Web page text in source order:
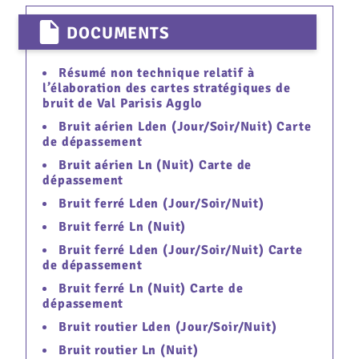
DOCUMENTS
Résumé non technique relatif à
l’élaboration des cartes stratégiques de
bruit de Val Parisis Agglo
Bruit aérien Lden (Jour/Soir/Nuit) Carte
de dépassement
Bruit aérien Ln (Nuit) Carte de
dépassement
Bruit ferré Lden (Jour/Soir/Nuit)
Bruit ferré Ln (Nuit)
Bruit ferré Lden (Jour/Soir/Nuit) Carte
de dépassement
Bruit ferré Ln (Nuit) Carte de
dépassement
Bruit routier Lden (Jour/Soir/Nuit)
Bruit routier Ln (Nuit)